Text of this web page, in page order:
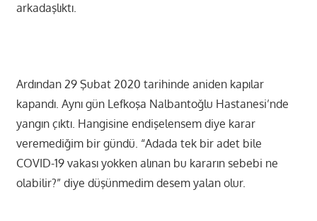
arkadaşlıktı.
Ardından 29 Şubat 2020 tarihinde aniden kapılar
kapandı. Aynı gün Lefkoşa Nalbantoğlu Hastanesi’nde
yangın çıktı. Hangisine endişelensem diye karar
veremediğim bir gündü. “Adada tek bir adet bile
COVID-19 vakası yokken alınan bu kararın sebebi ne
olabilir?” diye düşünmedim desem yalan olur.